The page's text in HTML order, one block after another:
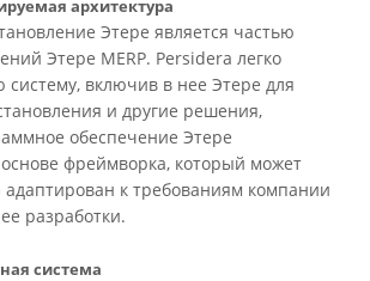
архитектура
Этере является частью
Этере MERP. Persidera легко
включив в нее Этере для
и другие решения,
обеспечение Этере
фреймворка, который может
к требованиям компании
разработки.
система